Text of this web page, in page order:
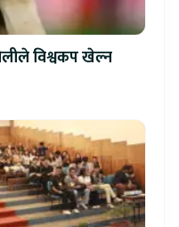
विश्वकप खेल्न